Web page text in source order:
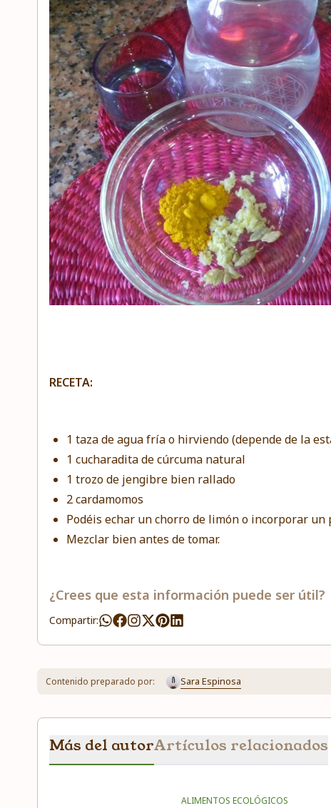
RECETA:
1 taza de agua fría o hirviendo (depende de la
1 cucharadita de cúrcuma natural
1 trozo de jengibre bien rallado
2 cardamomos
Podéis echar un chorro de limón o incorporar un
Mezclar bien antes de tomar.
¿Crees que esta información puede ser útil?
Compartir:
Contenido preparado por: Sara Espinosa
Más del autorArtículos relacionados
ALIMENTOS ECOLÓGICOS